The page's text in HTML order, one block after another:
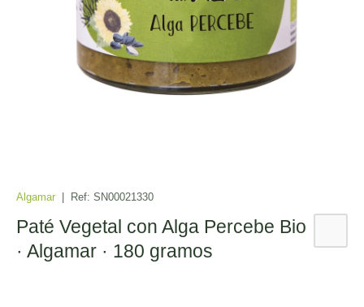
Algamar | Ref: SN00021330
Paté Vegetal con Alga Percebe Bio
· Algamar · 180 gramos